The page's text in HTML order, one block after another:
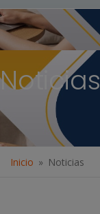
Noticias
Inicio Noticias